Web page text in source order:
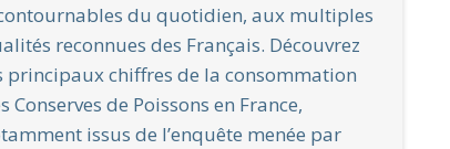
du quotidien, aux multiples
reconnues des Français. Découvrez
principaux chiffres de la consommation
Conserves de Poissons en France,
issus de l’enquête menée par